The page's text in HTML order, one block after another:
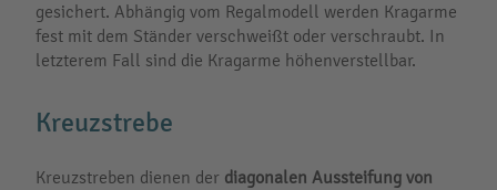
gesichert. Abhängig vom Regalmodell werden Kragarme
fest mit dem Ständer verschweißt oder verschraubt. In
letzterem Fall sind die Kragarme höhenverstellbar.
Kreuzstrebe
Kreuzstreben dienen der diagonalen Aussteifung von